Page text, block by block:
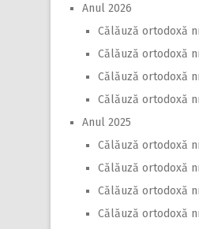
Anul 2026
Călăuză ortodoxă
Călăuză ortodoxă
Călăuză ortodoxă
Călăuză ortodoxă
Anul 2025
Călăuză ortodoxă
Călăuză ortodoxă
Călăuză ortodoxă
Călăuză ortodoxă